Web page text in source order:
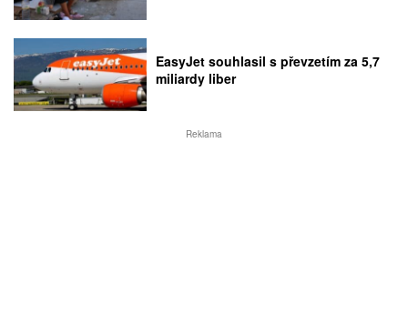
EasyJet souhlasil s převzetím za 5,7
miliardy liber
Reklama